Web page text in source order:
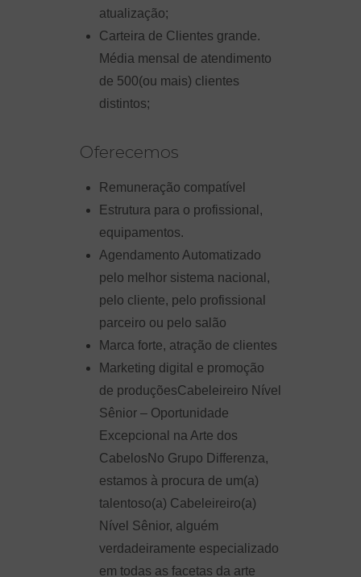
atualização;
Carteira de Clientes grande.
Média mensal de atendimento
de 500(ou mais) clientes
distintos;
Oferecemos
Remuneração compatível
Estrutura para o profissional,
equipamentos.
Agendamento Automatizado
pelo melhor sistema nacional,
pelo cliente, pelo profissional
parceiro ou pelo salão
Marca forte, atração de clientes
Marketing digital e promoção
de produçõesCabeleireiro Nível
Sênior – Oportunidade
Excepcional na Arte dos
CabelosNo Grupo Differenza,
estamos à procura de um(a)
talentoso(a) Cabeleireiro(a)
Nível Sênior, alguém
verdadeiramente especializado
em todas as facetas da arte